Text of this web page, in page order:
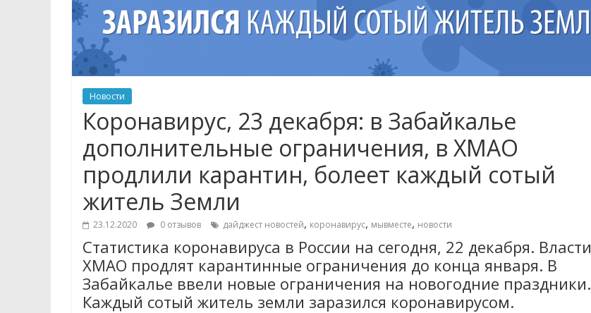
Новости
Коронавирус, 23 декабря: в Забайкалье
дополнительные ограничения, в ХМАО
продлили карантин, болеет каждый сотый
житель Земли
23.12.2020 0 отзывов дайджест новостей, коронавирус, мывместе, новости
Статистика коронавируса в России на сегодня, 22 декабря. Власти
ХМАО продлят карантинные ограничения до конца января. В
Забайкалье ввели новые ограничения на новогодние праздники.
Каждый сотый житель земли заразился коронавирусом.